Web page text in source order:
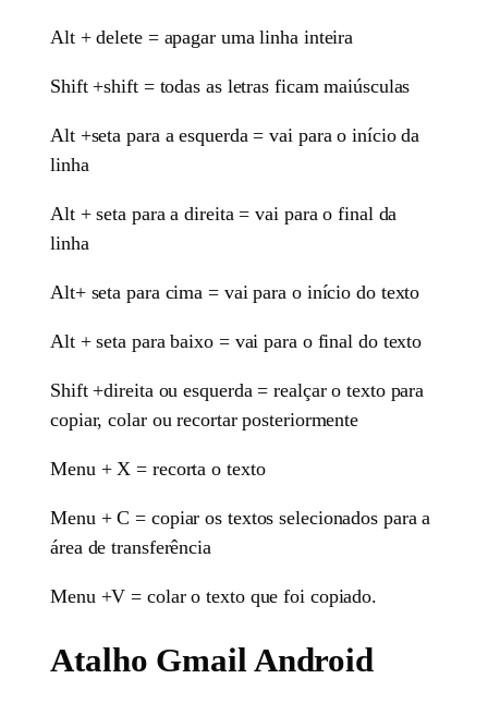
Alt + delete = apagar uma linha inteira
Shift +shift = todas as letras ficam maiúsculas
Alt +seta para a esquerda = vai para o início da
linha
Alt + seta para a direita = vai para o final da
linha
Alt+ seta para cima = vai para o início do texto
Alt + seta para baixo = vai para o final do texto
Shift +direita ou esquerda = realçar o texto para
copiar, colar ou recortar posteriormente
Menu + X = recorta o texto
Menu + C = copiar os textos selecionados para a
área de transferência
Menu +V = colar o texto que foi copiado.
Atalho Gmail Android